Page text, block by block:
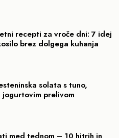
recepti za vroče dni: 7 idej
brez dolgega kuhanja
solata s tuno,
jogurtovim prelivom